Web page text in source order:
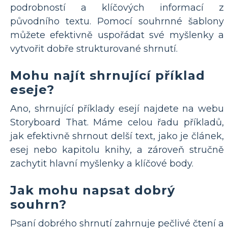
podrobností a klíčových informací z
původního textu. Pomocí souhrnné šablony
můžete efektivně uspořádat své myšlenky a
vytvořit dobře strukturované shrnutí.
Mohu najít shrnující příklad
eseje?
Ano, shrnující příklady esejí najdete na webu
Storyboard That. Máme celou řadu příkladů,
jak efektivně shrnout delší text, jako je článek,
esej nebo kapitolu knihy, a zároveň stručně
zachytit hlavní myšlenky a klíčové body.
Jak mohu napsat dobrý
souhrn?
Psaní dobrého shrnutí zahrnuje pečlivé čtení a